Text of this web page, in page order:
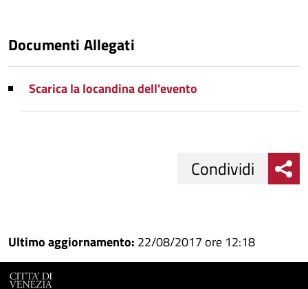
Documenti Allegati
Scarica la locandina dell'evento
su
Facebook
Condividi
su
Condividi
Condividi
Ultimo aggiornamento: 22/08/2017 ore 12:18